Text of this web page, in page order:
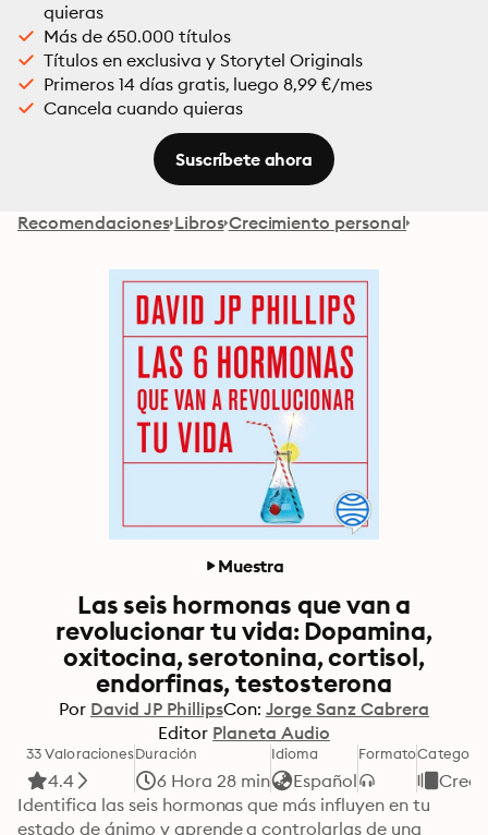
quieras
Más de 650.000 títulos
Títulos en exclusiva y Storytel Originals
Primeros 14 días gratis, luego 8,99 €/mes
Cancela cuando quieras
Suscríbete ahora
Recomendaciones Libros Crecimiento personal
Muestra
Las seis hormonas que van a
revolucionar tu vida: Dopamina,
oxitocina, serotonina, cortisol,
endorfinas, testosterona
Por David JP PhillipsCon: Jorge Sanz Cabrera
Editor Planeta Audio
33 Valoraciones
4.4
Duración
6 Hora 28 min
Idioma
Español
FormatoCategoría
Identifica las seis hormonas que más influyen en tu
estado de ánimo y aprende a controlarlas de una